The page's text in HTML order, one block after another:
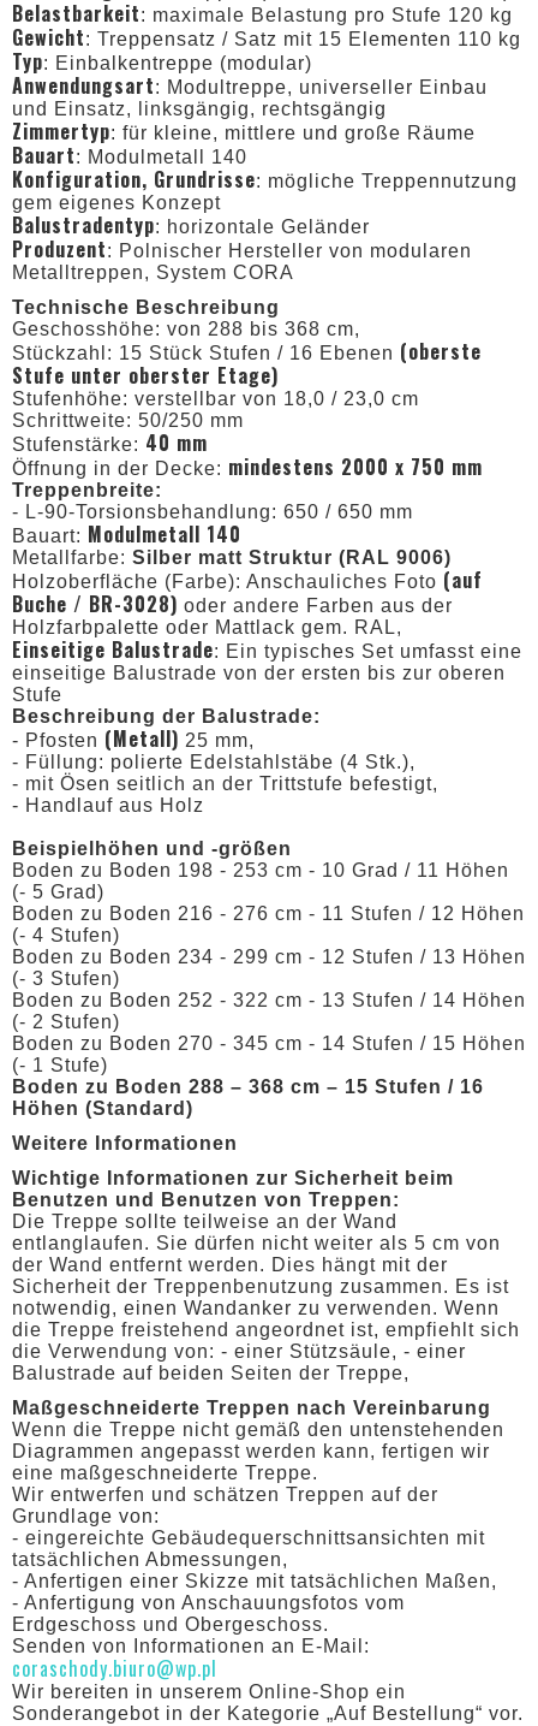
Belastbarkeit: maximale Belastung pro Stufe 120 kg
Gewicht: Treppensatz / Satz mit 15 Elementen 110 kg
Typ: Einbalkentreppe (modular)
Anwendungsart: Modultreppe, universeller Einbau
und Einsatz, linksgängig, rechtsgängig
Zimmertyp: für kleine, mittlere und große Räume
Bauart: Modulmetall 140
Konfiguration, Grundrisse: mögliche Treppennutzung
gem eigenes Konzept
Balustradentyp: horizontale Geländer
Produzent: Polnischer Hersteller von modularen
Metalltreppen, System CORA
Technische Beschreibung
Geschosshöhe: von 288 bis 368 cm,
Stückzahl: 15 Stück Stufen / 16 Ebenen (oberste
Stufe unter oberster Etage)
Stufenhöhe: verstellbar von 18,0 / 23,0 cm
Schrittweite: 50/250 mm
Stufenstärke: 40 mm
Öffnung in der Decke: mindestens 2000 x 750 mm
Treppenbreite:
- L-90-Torsionsbehandlung: 650 / 650 mm
Bauart: Modulmetall 140
Metallfarbe: Silber matt Struktur (RAL 9006)
Holzoberfläche (Farbe): Anschauliches Foto (auf
Buche / BR-3028) oder andere Farben aus der
Holzfarbpalette oder Mattlack gem. RAL,
Einseitige Balustrade: Ein typisches Set umfasst eine
einseitige Balustrade von der ersten bis zur oberen
Stufe
Beschreibung der Balustrade:
- Pfosten (Metall) 25 mm,
- Füllung: polierte Edelstahlstäbe (4 Stk.),
- mit Ösen seitlich an der Trittstufe befestigt,
- Handlauf aus Holz
Beispielhöhen und -größen
Boden zu Boden 198 - 253 cm - 10 Grad / 11 Höhen
(- 5 Grad)
Boden zu Boden 216 - 276 cm - 11 Stufen / 12 Höhen
(- 4 Stufen)
Boden zu Boden 234 - 299 cm - 12 Stufen / 13 Höhen
(- 3 Stufen)
Boden zu Boden 252 - 322 cm - 13 Stufen / 14 Höhen
(- 2 Stufen)
Boden zu Boden 270 - 345 cm - 14 Stufen / 15 Höhen
(- 1 Stufe)
Boden zu Boden 288 – 368 cm – 15 Stufen / 16
Höhen (Standard)
Weitere Informationen
Wichtige Informationen zur Sicherheit beim
Benutzen und Benutzen von Treppen:
Die Treppe sollte teilweise an der Wand
entlanglaufen. Sie dürfen nicht weiter als 5 cm von
der Wand entfernt werden. Dies hängt mit der
Sicherheit der Treppenbenutzung zusammen. Es ist
notwendig, einen Wandanker zu verwenden. Wenn
die Treppe freistehend angeordnet ist, empfiehlt sich
die Verwendung von: - einer Stützsäule, - einer
Balustrade auf beiden Seiten der Treppe,
Maßgeschneiderte Treppen nach Vereinbarung
Wenn die Treppe nicht gemäß den untenstehenden
Diagrammen angepasst werden kann, fertigen wir
eine maßgeschneiderte Treppe.
Wir entwerfen und schätzen Treppen auf der
Grundlage von:
- eingereichte Gebäudequerschnittsansichten mit
tatsächlichen Abmessungen,
- Anfertigen einer Skizze mit tatsächlichen Maßen,
- Anfertigung von Anschauungsfotos vom
Erdgeschoss und Obergeschoss.
Senden von Informationen an E-Mail:
coraschody.biuro@wp.pl
Wir bereiten in unserem Online-Shop ein
Sonderangebot in der Kategorie „Auf Bestellung“ vor.